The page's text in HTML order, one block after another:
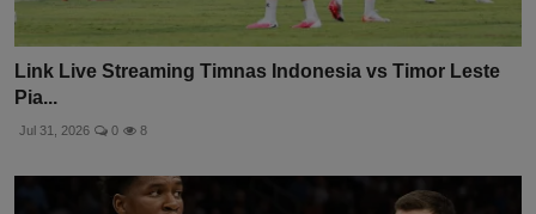
Link Live Streaming Timnas Indonesia vs Timor Leste
Pia...
Jul 31, 2026 0 8